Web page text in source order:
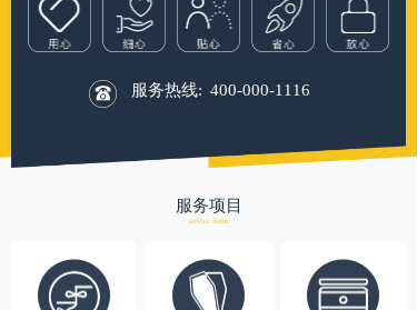
服务热线: 400-000-1116
服务项目
service items